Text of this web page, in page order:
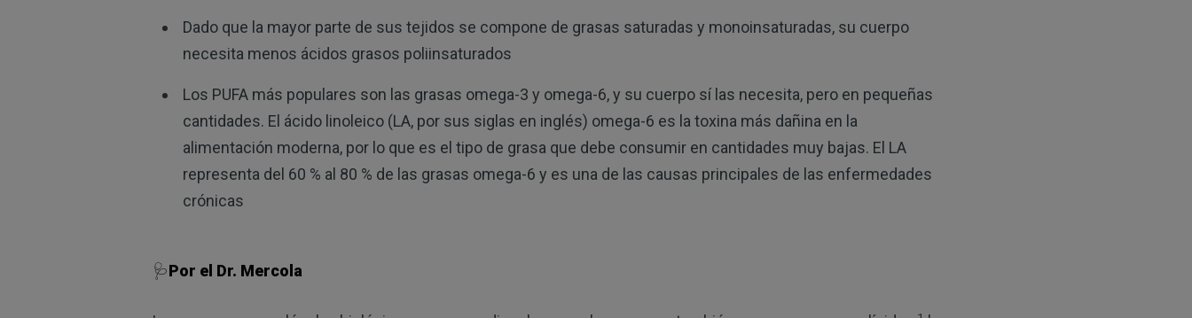
Dado que la mayor parte de sus tejidos se compone de grasas saturadas y monoinsaturadas, su cuerpo
necesita menos ácidos grasos poliinsaturados
Los PUFA más populares son las grasas omega-3 y omega-6, y su cuerpo sí las necesita, pero en pequeñas
cantidades. El ácido linoleico (LA, por sus siglas en inglés) omega-6 es la toxina más dañina en la
alimentación moderna, por lo que es el tipo de grasa que debe consumir en cantidades muy bajas. El LA
representa del 60 % al 80 % de las grasas omega-6 y es una de las causas principales de las enfermedades
crónicas
🩺Por el Dr. Mercola